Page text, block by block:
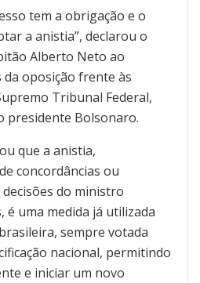
tem a obrigação e o
a anistia”, declarou o
Alberto Neto ao
oposição frente às
Tribunal Federal,
presidente Bolsonaro.
que a anistia,
concordâncias ou
do ministro
é uma medida já utilizada
sempre votada
nacional, permitindo
e iniciar um novo